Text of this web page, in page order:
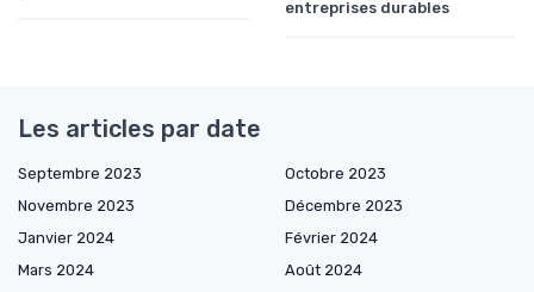
entreprises durables
Les articles par date
Septembre 2023
Octobre 2023
Novembre 2023
Décembre 2023
Janvier 2024
Février 2024
Mars 2024
Août 2024